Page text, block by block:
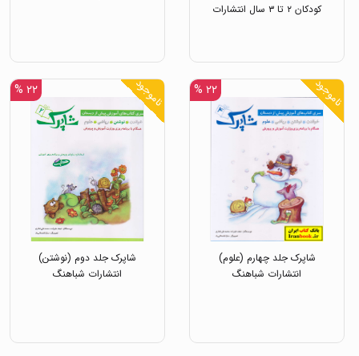
کودکان ۲ تا ۳ سال انتشارات
ناموجود ۲۲ %
شاپرک جلد چهارم (علوم)
انتشارات شباهنگ
ناموجود ۲۲ %
شاپرک جلد دوم (نوشتن)
انتشارات شباهنگ